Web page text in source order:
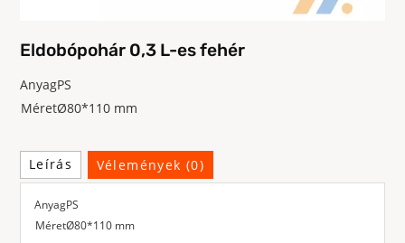
Eldobópohár 0,3 L-es fehér
AnyagPS
MéretØ80*110 mm
Leírás Vélemények (0)
AnyagPS
MéretØ80*110 mm